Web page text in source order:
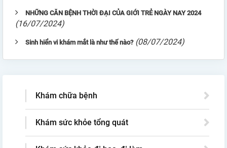
NHỮNG CĂN BỆNH THỜI ĐẠI CỦA GIỚI TRẺ NGÀY NAY 2024
(16/07/2024)
Sinh hiển vi khám mắt là như thế nào? (08/07/2024)
Khám chữa bệnh
Khám sức khỏe tổng quát